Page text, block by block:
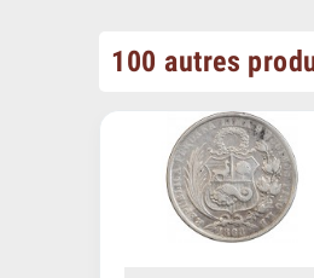
100 autres